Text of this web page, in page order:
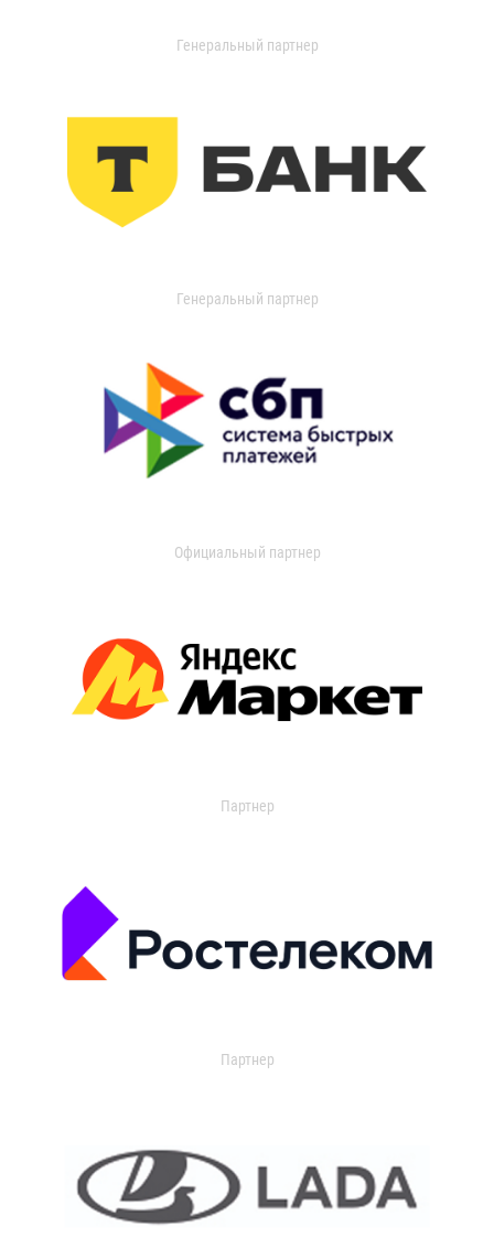
Генеральный партнер
Генеральный партнер
Официальный партнер
Партнер
Партнер